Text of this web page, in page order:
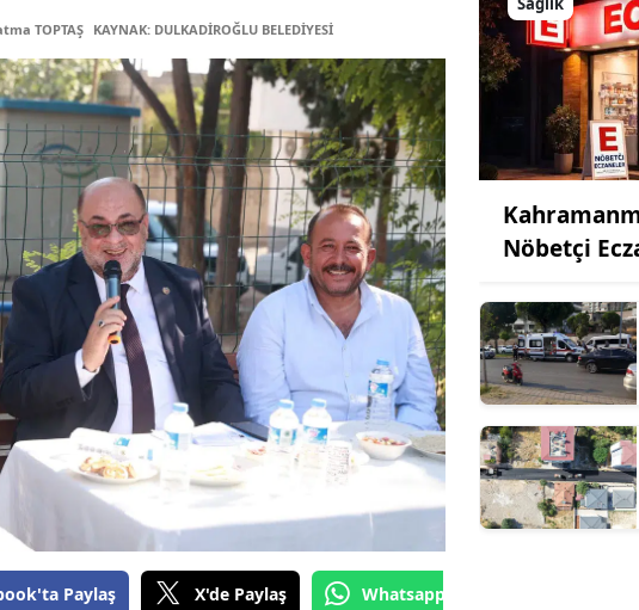
TOPTAŞ KAYNAK: DULKADİROĞLU BELEDİYESİ
Paylaş X'de Paylaş Whatsapp'tan Gönder
Nöbetçi